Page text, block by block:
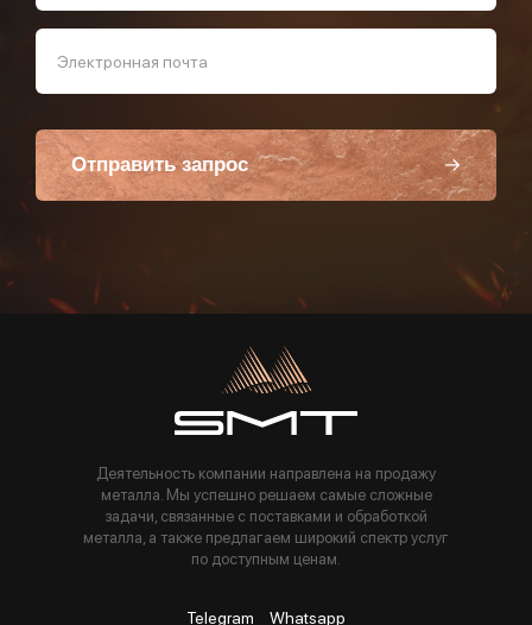
Электронная почта
Отправить запрос
Пользуясь данной формой вы соглашаетесь с политикой компании
Деятельность компании направлена на продажу
металла. Мы успешно решаем самые сложные
задачи, связанные с поставками и обработкой
металла, а также предлагаем широкий спектр услуг
по доступным ценам.
Telegram Whatsapp